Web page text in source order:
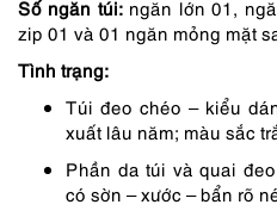
Số ngăn túi:ngăn lớn 01,
zip 01 và 01 ngăn mỏng mặt
Tình trạng:
Túi đeo chéo – kiểu
xuất lâu năm; màu sắc
Phần da túi và quai
có sờn – xước – bẩn rõ